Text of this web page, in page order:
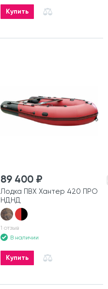
Купить
89 400 ₽
Лодка ПВХ Хантер 420 ПРО
НДНД
1 отзыв
В наличии
Купить